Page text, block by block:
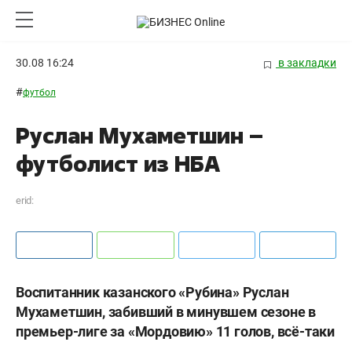
30.08 16:24 в закладки
#футбол
Руслан Мухаметшин –
футболист из НБА
erid:
Воспитанник казанского «Рубина» Руслан
Мухаметшин, забивший в минувшем сезоне в
премьер-лиге за «Мордовию» 11 голов, всё-таки